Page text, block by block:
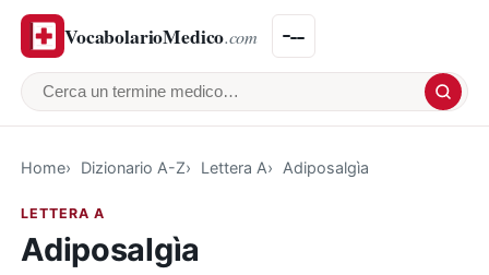
VocabolarioMedico.com
Cerca un termine medico
Home Dizionario A-Z Lettera A Adiposalgìa
LETTERA A
Adiposalgìa